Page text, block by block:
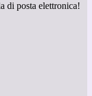
di posta elettronica!